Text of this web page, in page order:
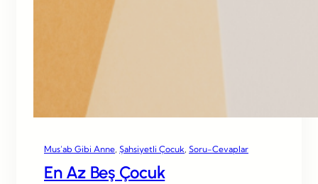
Mus’ab Gibi Anne Şahsiyetli Çocuk Soru-Cevaplar
En Az Beş Çocuk